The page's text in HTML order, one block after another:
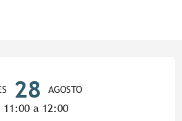
favoris
28 AGOSTO
11:00 a 12:00